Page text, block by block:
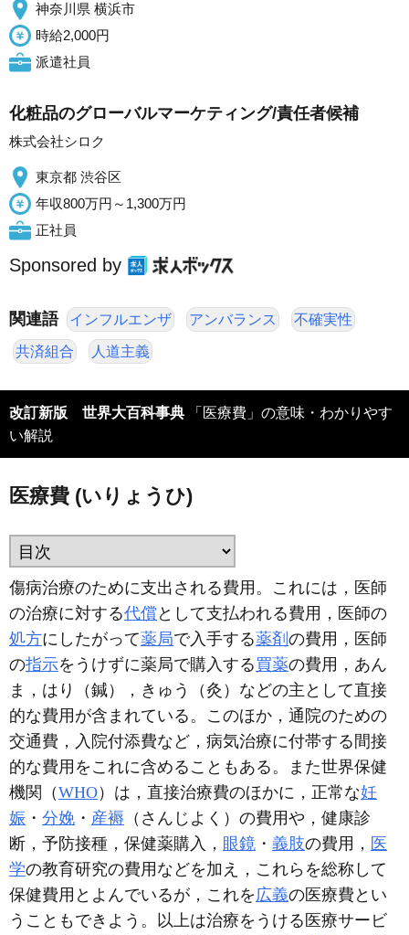
神奈川県 横浜市
時給2,000円
派遣社員
化粧品のグローバルマーケティング/責任者候補
株式会社シロク
東京都 渋谷区
年収800万円～1,300万円
正社員
Sponsored by
関連語 インフルエンザ アンバランス 不確実性
共済組合 人道主義
改訂新版 世界大百科事典 「医療費」の意味・わかりやす
い解説
医療費 (いりょうひ)
傷病治療のために支出される費用。これには，医師
の治療に対する代償 として支払われる費用，医師の
処方にしたがって薬局で入手する薬剤 の費用，医師
の指示をうけずに薬局で購入する買薬の費用，あん
ま，はり（鍼），きゅう（灸）などの主として直接
的な費用が含まれている。このほか，通院のための
交通費，入院付添費など，病気治療に付帯する間接
的な費用をこれに含めることもある。また世界保健
機関（WHO）は，直接治療費のほかに，正常な妊
娠 ・ 分娩 ・ 産褥 （さんじよく）の費用や，健康診
断，予防接種，保健薬購入， 眼鏡 ・ 義肢の費用， 医
学の教育研究の費用などを加え，これらを総称して
保健費用とよんでいるが，これを 広義の医療費とい
うこともできよう。以上は治療をうける医療サービ